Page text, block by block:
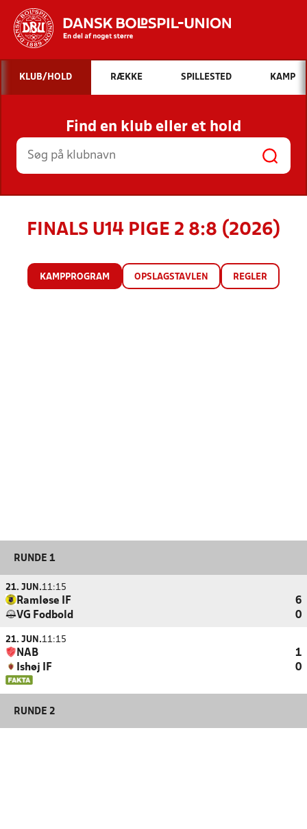
Hvad vil du søge efter?
INDHOLD OG NYHEDER
STILLINGER, RESULTATER, KLUBBER OG
HOLD
KLUB/HOLD RÆKKE SPILLESTED KAMP
Find en klub eller et hold
FINALS U14 PIGE 2 8:8 (2026)
KAMPPROGRAM OPSLAGSTAVLEN REGLER
RUNDE 1
21. JUN.11:15
Ramløse IF
6
VG Fodbold
0
21. JUN.11:15
NAB
1
Ishøj IF
0
RUNDE 2